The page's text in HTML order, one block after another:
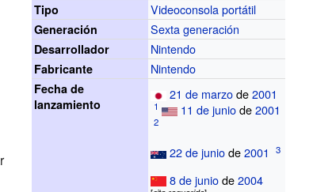
Tipo
Videoconsola portátil
Generación Sexta generación
Desarrollador Nintendo
Fabricante Nintendo
Fecha de
lanzamiento
21 de marzode2001
11 de juniode2001
22 de juniode2001
8 de juniode2004